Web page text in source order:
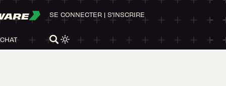
SE CONNECTER | S'INSCRIRE